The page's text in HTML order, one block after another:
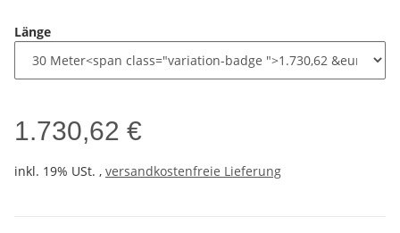
Länge
1.730,62 €
inkl. 19% USt. , versandkostenfreie Lieferung